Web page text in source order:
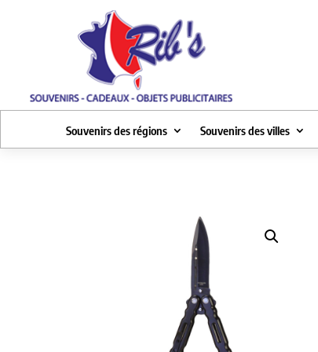
Souvenirs des régions Souvenirs des villes